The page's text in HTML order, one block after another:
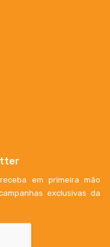
em primeira mão
exclusivas da